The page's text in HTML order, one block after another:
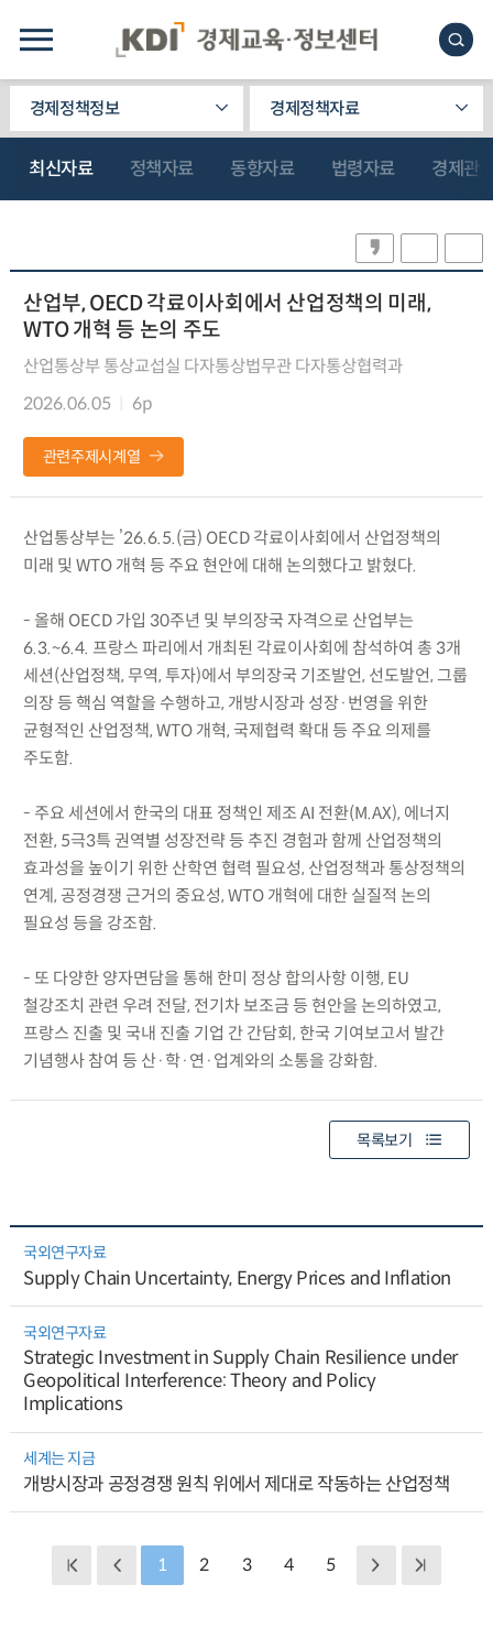
경제정책정보 경제정책자료
최신자료 정책자료 동향자료 법령자료 경제관
산업부, OECD 각료이사회에서 산업정책의 미래,
WTO 개혁 등 논의 주도
산업통상부 통상교섭실 다자통상법무관 다자통상협력과
2026.06.05
6p
관련주제시계열
산업통상부는 ’26.6.5.(금) OECD 각료이사회에서 산업정책의
미래 및 WTO 개혁 등 주요 현안에 대해 논의했다고 밝혔다.
- 올해 OECD 가입 30주년 및 부의장국 자격으로 산업부는
6.3.~6.4. 프랑스 파리에서 개최된 각료이사회에 참석하여 총 3개
세션(산업정책, 무역, 투자)에서 부의장국 기조발언, 선도발언, 그룹
의장 등 핵심 역할을 수행하고, 개방시장과 성장·번영을 위한
균형적인 산업정책, WTO 개혁, 국제협력 확대 등 주요 의제를
주도함.
- 주요 세션에서 한국의 대표 정책인 제조 AI 전환(M.AX), 에너지
전환, 5극3특 권역별 성장전략 등 추진 경험과 함께 산업정책의
효과성을 높이기 위한 산학연 협력 필요성, 산업정책과 통상정책의
연계, 공정경쟁 근거의 중요성, WTO 개혁에 대한 실질적 논의
필요성 등을 강조함.
- 또 다양한 양자면담을 통해 한미 정상 합의사항 이행, EU
철강조치 관련 우려 전달, 전기차 보조금 등 현안을 논의하였고,
프랑스 진출 및 국내 진출 기업 간 간담회, 한국 기여보고서 발간
기념행사 참여 등 산·학·연·업계와의 소통을 강화함.
목록보기
국외연구자료
Supply Chain Uncertainty, Energy Prices and Inflation
국외연구자료
Strategic Investment in Supply Chain Resilience under
Geopolitical Interference: Theory and Policy
Implications
세계는 지금
개방시장과 공정경쟁 원칙 위에서 제대로 작동하는 산업정책
1 2 3 4 5